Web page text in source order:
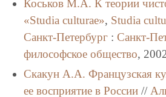
Коськов М.А. К теории
«Studia culturae», Studia
Санкт-Петербург: Санкт-
философское общество,
Скакун А.А. Французская
ее восприятие в России//